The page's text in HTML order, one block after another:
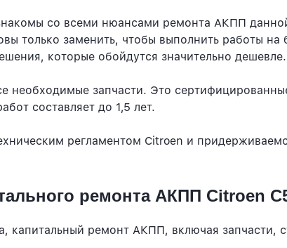
со всеми нюансами ремонта АКПП
только заменить, чтобы выполнить работы
которые обойдутся значительно дешевле.
необходимые запчасти. Это
составляет до 1,5 лет.
регламентом Citroen и
ремонта АКПП Citroen
капитальный ремонт АКПП, включая запчасти,